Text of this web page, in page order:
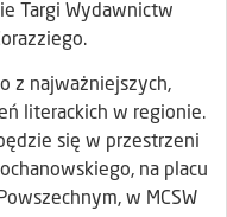
Targi Wydawnictw
z najważniejszych,
literackich w regionie.
się w przestrzeni
na placu
w MCSW